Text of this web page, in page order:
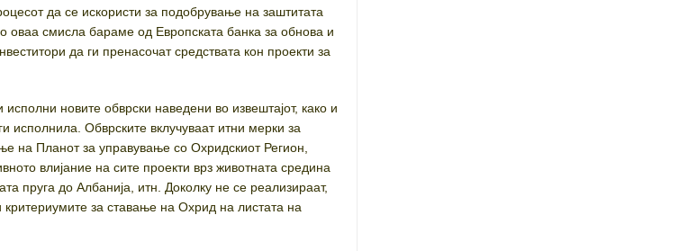
да се искористи за подобрување на заштитата
оваа смисла бараме од Европската банка за обнова и
да ги пренасочат средствата кон проекти за
новите обврски наведени во извештајот, како и
Обврските вклучуваат итни мерки за
на Планот за управување со Охридскиот Регион,
влијание на сите проекти врз животната средина
пруга до Албанија, итн. Доколку не се реализираат,
критериумите за ставање на Охрид на листата на